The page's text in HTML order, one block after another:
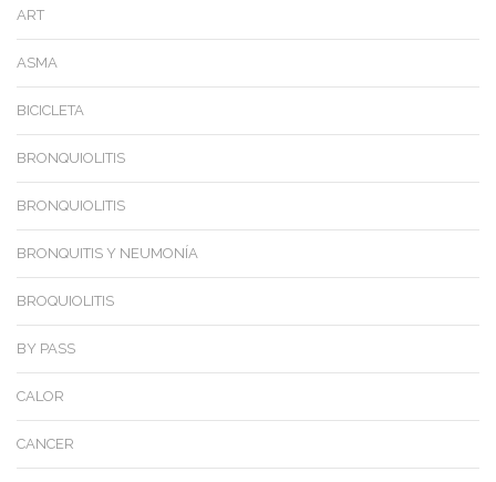
ART
ASMA
BICICLETA
BRONQUIOLITIS
BRONQUIOLITIS
BRONQUITIS Y NEUMONÍA
BROQUIOLITIS
BY PASS
CALOR
CANCER